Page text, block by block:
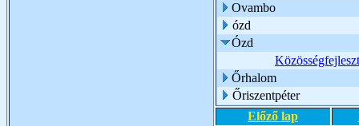
Ovambo
ózd
Ózd
Őrhalom
Őriszentpéter
Előző lap